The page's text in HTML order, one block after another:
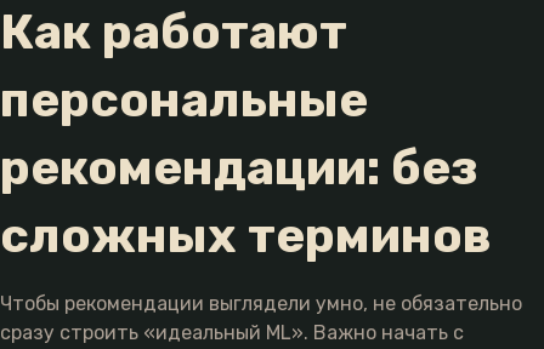
Как работают
персональные
рекомендации: без
сложных терминов
Чтобы рекомендации выглядели умно, не обязательно
сразу строить «идеальный ML». Важно начать с